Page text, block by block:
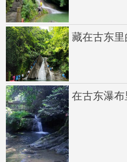
藏在古东里
在古东瀑布